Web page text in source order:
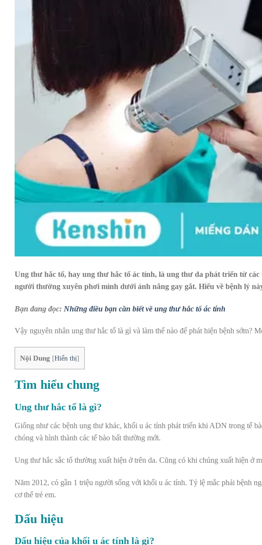
Ung thư hắc tố, hay ung thư hắc tố ác tính, là ung thư da phát triển từ
người thường xuyên phơi mình dưới ánh nắng gay gắt. Hiểu về bệnh lý
Bạn đang đọc: Những điều bạn cần biết về ung thư hắc tố ác tính
Vậy nguyên nhân ung thư hắc tố là gì và làm thế nào để phát hiện bệnh sớm?
Nội Dung [Hiển thị]
Tìm hiểu chung
Ung thư hắc tố là gì?
Giống như các bệnh ung thư khác, khối u ác tính phát triển khi ADN trong tế
chóng và hình thành các tế bào bất thường mới.
Ung thư hắc sắc tố thường xuất hiện ở trên da. Cũng có khi chúng xuất hiện ở
Năm 2012, có gần 1 triệu người sống với khối u ác tính. Tỷ lệ mắc phải bệnh
cơ thể trẻ em.
Dấu hiệu
Dấu hiệu của khối u ác tính là gì?